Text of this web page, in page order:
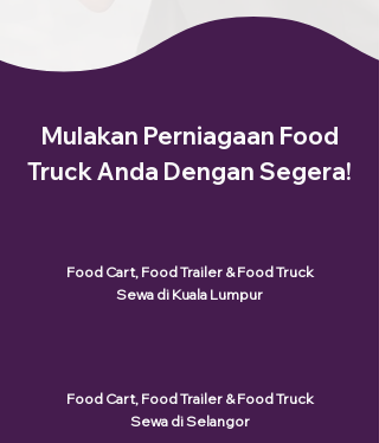
Mulakan Perniagaan Food
Truck Anda Dengan Segera!
Food Cart, Food Trailer & Food Truck
Sewa di Kuala Lumpur
Food Cart, Food Trailer & Food Truck
Sewa di Selangor